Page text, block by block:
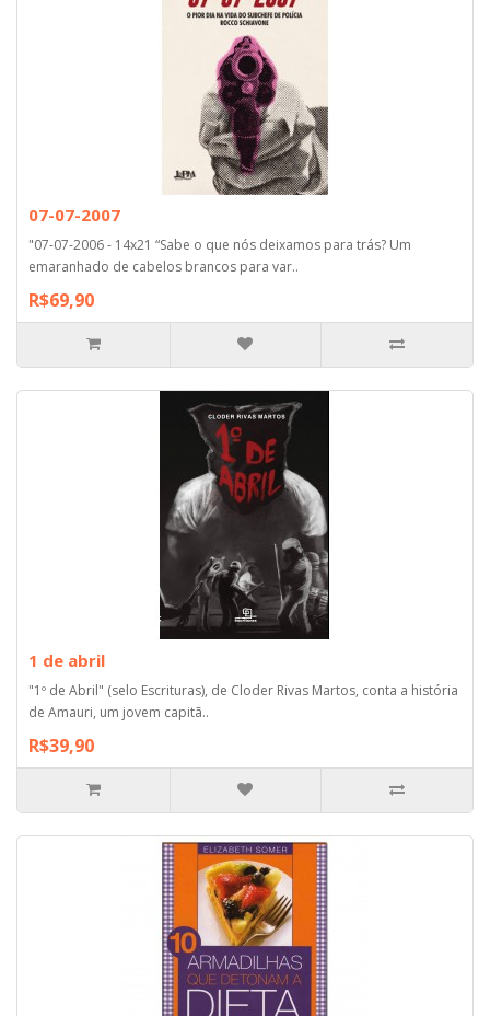
07-07-2007
"07-07-2006 - 14x21 “Sabe o que nós deixamos para trás? Um
emaranhado de cabelos brancos para var..
R$69,90
1 de abril
"1º de Abril" (selo Escrituras), de Cloder Rivas Martos, conta a história
de Amauri, um jovem capitã..
R$39,90